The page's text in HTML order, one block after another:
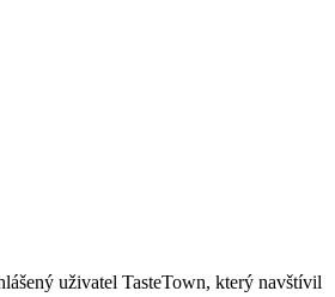
uživatel TasteTown, který navštívil